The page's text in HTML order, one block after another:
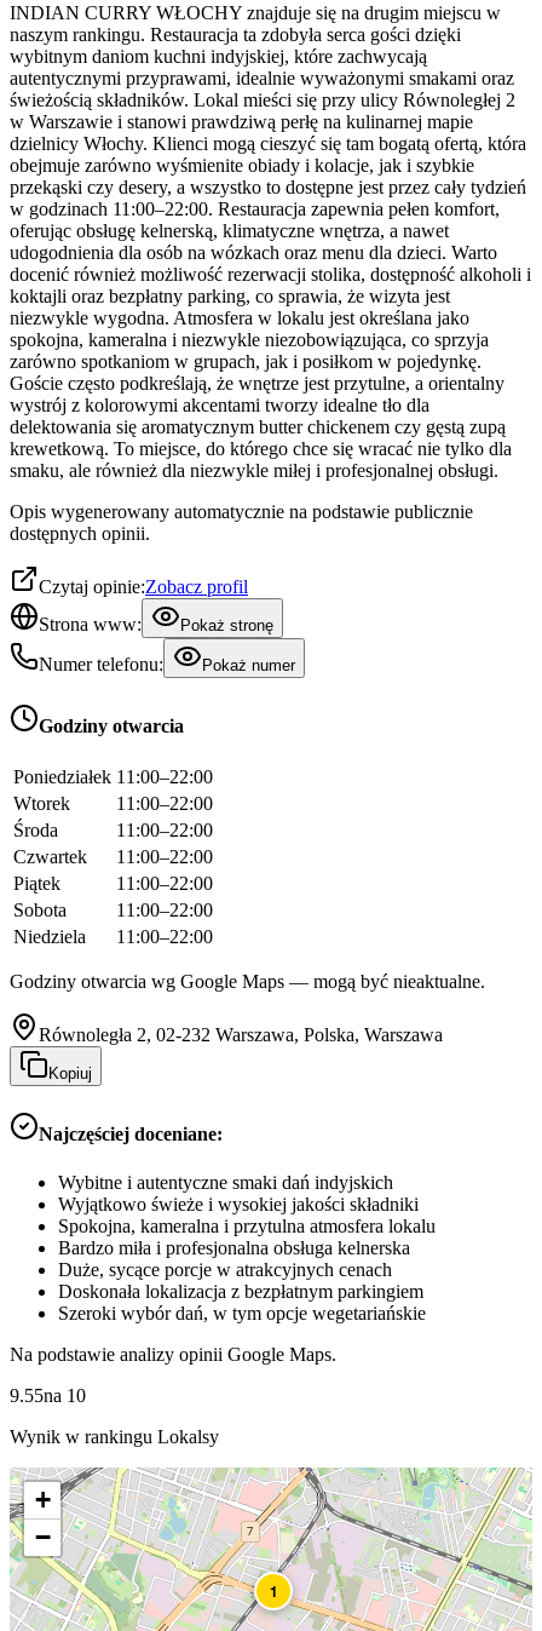
INDIAN CURRY WŁOCHY znajduje się na drugim miejscu w
naszym rankingu. Restauracja ta zdobyła serca gości dzięki
wybitnym daniom kuchni indyjskiej, które zachwycają
autentycznymi przyprawami, idealnie wyważonymi smakami oraz
świeżością składników. Lokal mieści się przy ulicy Równoległej 2
w Warszawie i stanowi prawdziwą perłę na kulinarnej mapie
dzielnicy Włochy. Klienci mogą cieszyć się tam bogatą ofertą, która
obejmuje zarówno wyśmienite obiady i kolacje, jak i szybkie
przekąski czy desery, a wszystko to dostępne jest przez cały tydzień
w godzinach 11:00–22:00. Restauracja zapewnia pełen komfort,
oferując obsługę kelnerską, klimatyczne wnętrza, a nawet
udogodnienia dla osób na wózkach oraz menu dla dzieci. Warto
docenić również możliwość rezerwacji stolika, dostępność alkoholi i
koktajli oraz bezpłatny parking, co sprawia, że wizyta jest
niezwykle wygodna. Atmosfera w lokalu jest określana jako
spokojna, kameralna i niezwykle niezobowiązująca, co sprzyja
zarówno spotkaniom w grupach, jak i posiłkom w pojedynkę.
Goście często podkreślają, że wnętrze jest przytulne, a orientalny
wystrój z kolorowymi akcentami tworzy idealne tło dla
delektowania się aromatycznym butter chickenem czy gęstą zupą
krewetkową. To miejsce, do którego chce się wracać nie tylko dla
smaku, ale również dla niezwykle miłej i profesjonalnej obsługi.
Opis wygenerowany automatycznie na podstawie publicznie
dostępnych opinii.
Czytaj opinie:Zobacz profil
Strona www:
Pokaż stronę
Numer telefonu: Pokaż numer
Godziny otwarcia
Poniedziałek 11:00–22:00
Wtorek
11:00–22:00
Środa
11:00–22:00
Czwartek
11:00–22:00
Piątek
11:00–22:00
Sobota
11:00–22:00
Niedziela
11:00–22:00
Godziny otwarcia wg Google Maps — mogą być nieaktualne.
Równoległa 2, 02-232 Warszawa, Polska, Warszawa
Kopiuj
Najczęściej doceniane:
Wybitne i autentyczne smaki dań indyjskich
Wyjątkowo świeże i wysokiej jakości składniki
Spokojna, kameralna i przytulna atmosfera lokalu
Bardzo miła i profesjonalna obsługa kelnerska
Duże, sycące porcje w atrakcyjnych cenach
Doskonała lokalizacja z bezpłatnym parkingiem
Szeroki wybór dań, w tym opcje wegetariańskie
Na podstawie analizy opinii Google Maps.
9.55na 10
Wynik w rankingu Lokalsy
1
+
−